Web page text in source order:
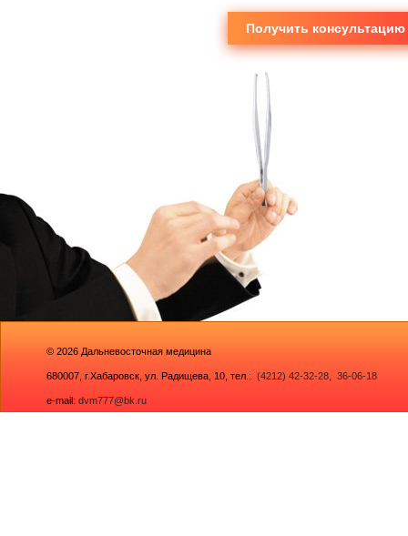
Получить консультацию
© 2026 Дальневосточная медицина
680007, г.Хабаровск, ул. Радищева, 10 , тел.: (4212) 42-32-28 36-06-18
e-mail: dvm777@bk.ru